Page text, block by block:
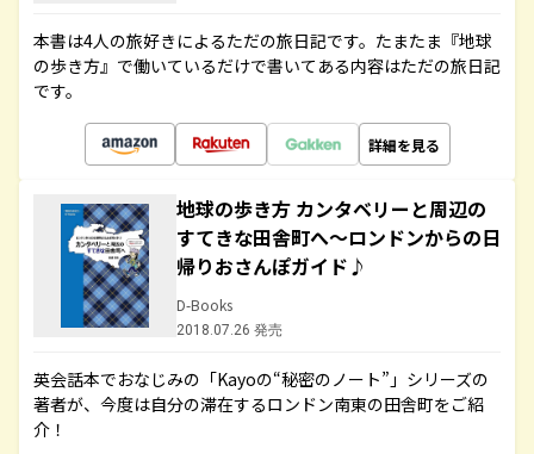
本書は4人の旅好きによるただの旅日記です。たまたま『地球
の歩き方』で働いているだけで書いてある内容はただの旅日記
です。
詳細を見る
地球の歩き方 カンタベリーと周辺の
すてきな田舎町へ～ロンドンからの日
帰りおさんぽガイド♪
D-Books
2018.07.26 発売
英会話本でおなじみの「Kayoの“秘密のノート”」シリーズの
著者が、今度は自分の滞在するロンドン南東の田舎町をご紹
介！